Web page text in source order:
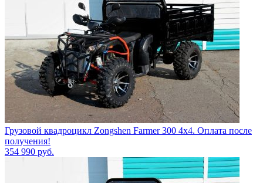
Грузовой квадроцикл Zongshen Farmer 300 4х4. Оплата после
получения!
354 990 руб.